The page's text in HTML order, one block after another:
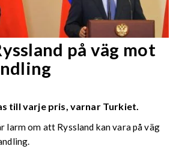
på väg mot
till varje pris, varnar Turkiet.
larm om att Ryssland kan vara på väg